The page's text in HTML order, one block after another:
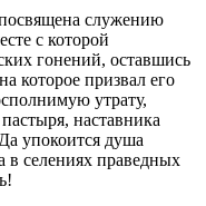
служению
с которой
гонений, оставшись
которое призвал его
утрату,
наставника
упокоится душа
в селенияx праведных